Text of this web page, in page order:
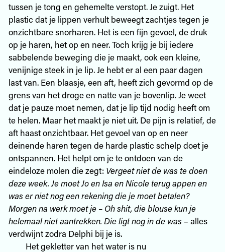
tussen je tong en gehemelte verstopt. Je zuigt. Het
plastic dat je lippen verhult beweegt zachtjes tegen je
onzichtbare snorharen. Het is een fijn gevoel, de druk
op je haren, het op en neer. Toch krijg je bij iedere
sabbelende beweging die je maakt, ook een kleine,
venijnige steek in je lip. Je hebt er al een paar dagen
last van. Een blaasje, een aft, heeft zich gevormd op de
grens van het droge en natte van je bovenlip. Je weet
dat je pauze moet nemen, dat je lip tijd nodig heeft om
te helen. Maar het maakt je niet uit. De pijn is relatief, de
aft haast onzichtbaar. Het gevoel van op en neer
deinende haren tegen de harde plastic schelp doet je
ontspannen. Het helpt om je te ontdoen van de
eindeloze molen die zegt: Vergeet niet de was te doen
deze week. Je moet Jo en Isa en Nicole terug appen en
was er niet nog een rekening die je moet betalen?
Morgen na werk moet je – Oh shit, die blouse kun je
helemaal niet aantrekken. Die ligt nog in de was – alles
verdwijnt zodra Delphi bij je is.
Het gekletter van het water is nu